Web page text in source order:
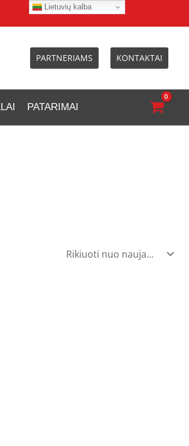
PARTNERIAMS KONTAKTAI
PATARIMAI
Lietuvių kalba